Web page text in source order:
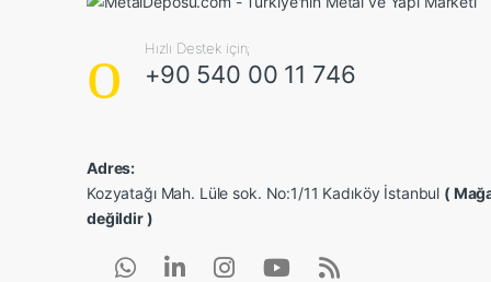
Hızlı Destek için;
+90 540 00 11 746
Adres:
Kozyatağı Mah. Lüle sok. No:1/11 Kadıköy İstanbul (
değildir )